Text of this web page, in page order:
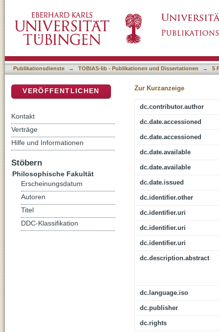
Publikationsdienste → TOBIAS-lib - Publikationen und Dissertationen → 5
Zur Kurzanzeige
dc.contributor.author
dc.date.accessioned
dc.date.accessioned
dc.date.available
dc.date.available
dc.date.issued
dc.identifier.other
dc.identifier.uri
dc.identifier.uri
dc.identifier.uri
dc.description.abstract
dc.language.iso
dc.publisher
dc.rights
VERÖFFENTLICHEN
Kontakt
Verträge
Hilfe und Informationen
Stöbern
Philosophische Fakultät
Erscheinungsdatum
Autoren
Titel
DDC-Klassifikation